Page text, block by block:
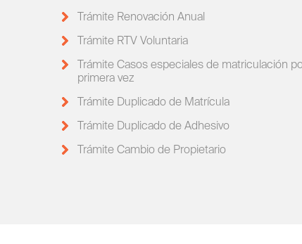
Trámite Renovación Anual
Trámite RTV Voluntaria
Trámite Casos especiales de matriculación
primera vez
Trámite Duplicado de Matrícula
Trámite Duplicado de Adhesivo
Trámite Cambio de Propietario